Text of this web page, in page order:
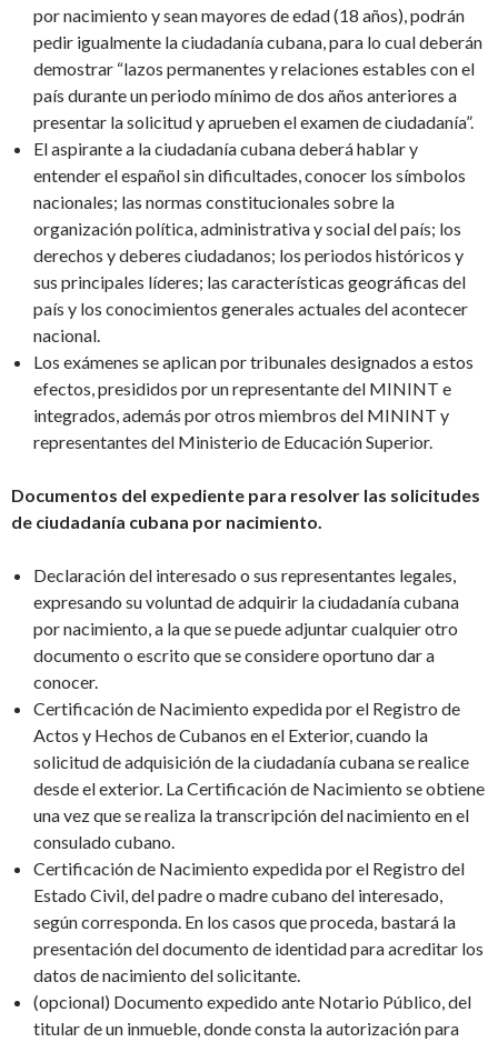
por nacimiento y sean mayores de edad (18 años), podrán
pedir igualmente la ciudadanía cubana, para lo cual deberán
demostrar “lazos permanentes y relaciones estables con el
país durante un periodo mínimo de dos años anteriores a
presentar la solicitud y aprueben el examen de ciudadanía”.
El aspirante a la ciudadanía cubana deberá hablar y
entender el español sin dificultades, conocer los símbolos
nacionales; las normas constitucionales sobre la
organización política, administrativa y social del país; los
derechos y deberes ciudadanos; los periodos históricos y
sus principales líderes; las características geográficas del
país y los conocimientos generales actuales del acontecer
nacional.
Los exámenes se aplican por tribunales designados a estos
efectos, presididos por un representante del MININT e
integrados, además por otros miembros del MININT y
representantes del Ministerio de Educación Superior.
Documentos del expediente para resolver las solicitudes
de ciudadanía cubana por nacimiento.
Declaración del interesado o sus representantes legales,
expresando su voluntad de adquirir la ciudadanía cubana
por nacimiento, a la que se puede adjuntar cualquier otro
documento o escrito que se considere oportuno dar a
conocer.
Certificación de Nacimiento expedida por el Registro de
Actos y Hechos de Cubanos en el Exterior, cuando la
solicitud de adquisición de la ciudadanía cubana se realice
desde el exterior. La Certificación de Nacimiento se obtiene
una vez que se realiza la transcripción del nacimiento en el
consulado cubano.
Certificación de Nacimiento expedida por el Registro del
Estado Civil, del padre o madre cubano del interesado,
según corresponda. En los casos que proceda, bastará la
presentación del documento de identidad para acreditar los
datos de nacimiento del solicitante.
(opcional) Documento expedido ante Notario Público, del
titular de un inmueble, donde consta la autorización para